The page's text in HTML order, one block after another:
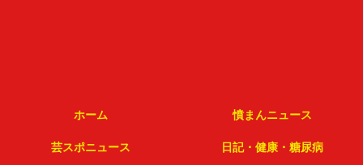
ホーム 憤まんニュース
芸スポニュース 日記・健康・糖尿病